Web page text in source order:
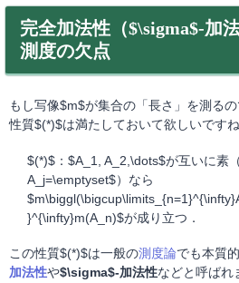
完全加法性（$\sigma$-加
測度の欠点
もし写像$m$が集合の「長さ」を測る
性質$(*)$は満たしておいて欲しいですね
$(*)$：$A_1, A_2,\dots$が互いに素
A_j=\emptyset$）なら
}^{\infty}m(A_n)$が成り立つ．
この性質$(*)$は一般の測度論でも本質
加法性や$\sigma$-加法性などと呼ばれ